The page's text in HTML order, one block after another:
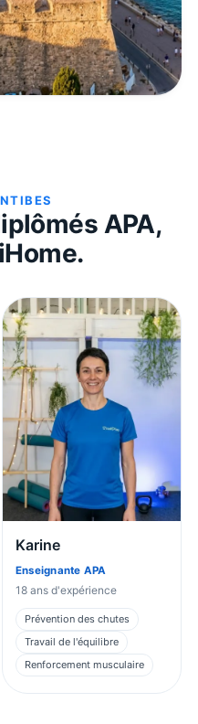
APA,
Karine
Enseignante APA
18 ans d'expérience
Prévention des chutes
Travail de l'équilibre
Renforcement musculaire